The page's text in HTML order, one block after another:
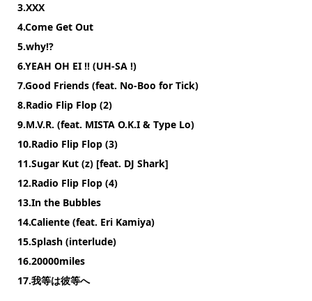
3.XXX
4.Come Get Out
5.why!?
6.YEAH OH EI !! (UH-SA !)
7.Good Friends (feat. No-Boo for Tick)
8.Radio Flip Flop (2)
9.M.V.R. (feat. MISTA O.K.I & Type Lo)
10.Radio Flip Flop (3)
11.Sugar Kut (z) [feat. DJ Shark]
12.Radio Flip Flop (4)
13.In the Bubbles
14.Caliente (feat. Eri Kamiya)
15.Splash (interlude)
16.20000miles
17.我等は彼等へ